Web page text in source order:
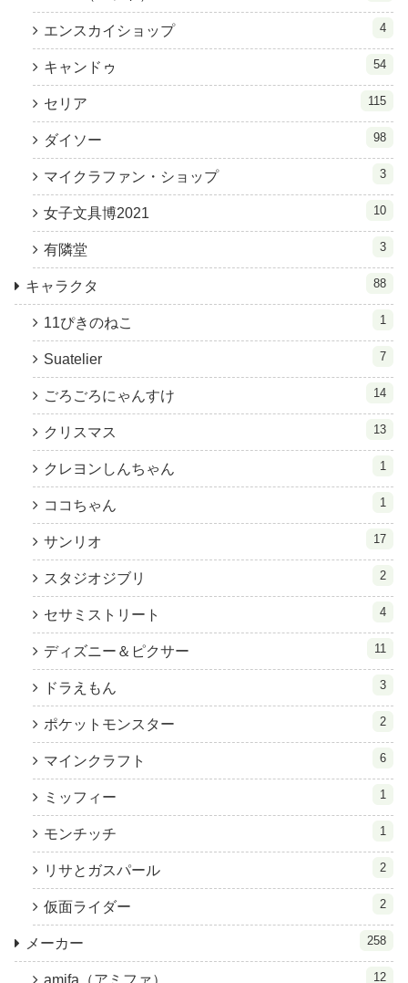
エンスカイショップ 4
キャンドゥ 54
セリア 115
ダイソー 98
マイクラファン・ショップ 3
女子文具博2021 10
有隣堂 3
キャラクタ 88
11ぴきのねこ 1
Suatelier 7
ごろごろにゃんすけ 14
クリスマス 13
クレヨンしんちゃん 1
ココちゃん 1
サンリオ 17
スタジオジブリ 2
セサミストリート 4
ディズニー＆ピクサー 11
ドラえもん 3
ポケットモンスター 2
マインクラフト 6
ミッフィー 1
モンチッチ 1
リサとガスパール 2
仮面ライダー 2
メーカー 258
12